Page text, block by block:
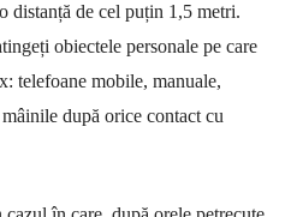
distanță de cel puțin 1,5 metri.
obiectele personale pe care
telefoane mobile, manuale,
după orice contact cu